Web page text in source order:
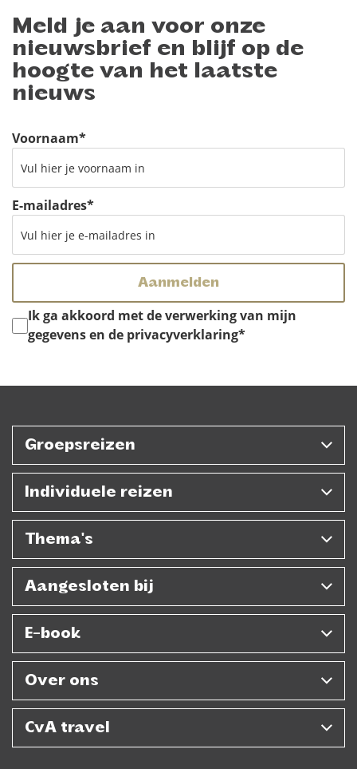
Meld je aan voor onze
nieuwsbrief en blijf op de
hoogte van het laatste
nieuws
Instemming*
Ik ga akkoord met de verwerking van mijn
gegevens en de privacyverklaring*
Voornaam*
E-mailadres*
Groepsreizen
Individuele reizen
Thema's
Aangesloten bij
E-book
Over ons
CvA travel